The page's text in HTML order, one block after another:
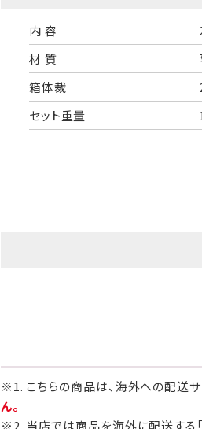
段ボールの
ける簡易包装
手提袋はお付けできません。
手提げ袋について
内 容
材 質
箱体裁
セット重量
※1. こちらの商品は、海外への配送
ん。
※2. 当店では商品を海外に配送する「